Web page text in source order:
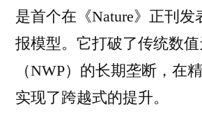
是首个在《Nature》正刊
报模型。它打破了传统数
（NWP）的长期垄断，在
实现了跨越式的提升。